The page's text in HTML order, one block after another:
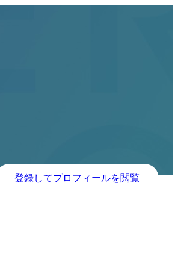
登録してプロフィールを閲覧